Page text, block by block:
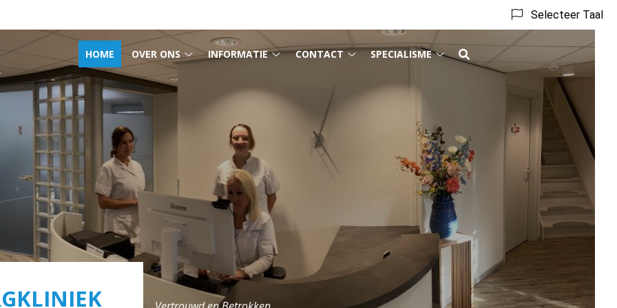
Selecteer Taal
HOME OVER ONS
submenu
INFORMATIE CONTACT
submenu
SPECIALISME
Specialisme